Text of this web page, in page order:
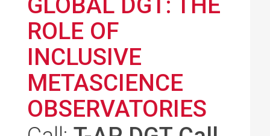
ROLE OF
INCLUSIVE
METASCIENCE
OBSERVATORIES